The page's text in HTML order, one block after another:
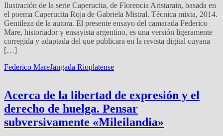
Ilustración de la serie Caperucita, de Florencia Aristarain, basada en
el poema Caperucita Roja de Gabriela Mistral. Técnica mixta, 2014.
Gentileza de la autora. El presente ensayo del camarada Federico
Mare, historiador y ensayista argentino, es una versión ligeramente
corregida y adaptada del que publicara en la revista digital cuyana
[…]
Federico MareJangada Rioplatense
Acerca de la libertad de expresión y el
derecho de huelga. Pensar
subversivamente «Mileilandia»